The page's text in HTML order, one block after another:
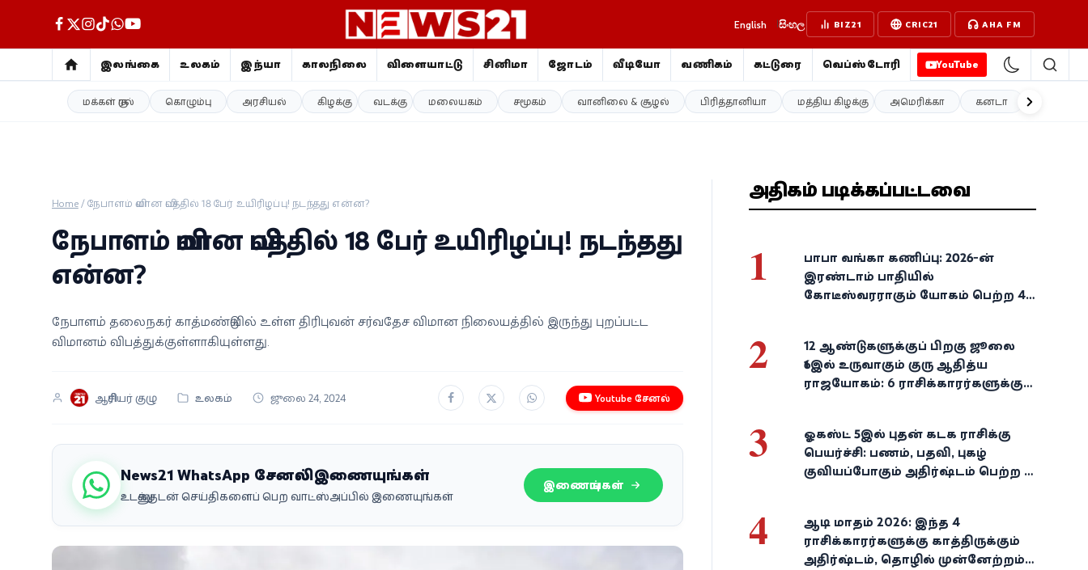
English සිංහල BIZ21 CRIC21 AHA FM
இலங்கை உலகம் இந்தியா காலநிலை விளையாட்டு சினிமா ஜோதிடம் வீடியோ வணிகம் கட்டுரை வெப்ஸ்டோரி YouTube
மக்கள் குரல் கொழும்பு அரசியல் கிழக்கு வடக்கு மலையகம் சமூகம் வானிலை & சூழல் பிரித்தானியா மத்திய கிழக்கு அமெரிக்கா கனடா
இலங்கை
விளையாட்டு
ஜோதிடம்
வெப்ஸ்டோரி
Home/நேபாளம் விமான விபத்தில் 18 பேர் உயிரிழப்பு! நடந்தது என்ன?
நேபாளம் விமான விபத்தில் 18 பேர் உயிரிழப்பு! நடந்தது
என்ன?
நேபாளம் தலைநகர் காத்மண்டுவில் உள்ள திரிபுவன் சர்வதேச விமான நிலையத்தில் இருந்து புறப்பட்ட
விமானம் விபத்துக்குள்ளாகியுள்ளது.
ஆசிரியர் குழு உலகம் ஜுலை 24, 2024 Youtube சேனல்
News21 WhatsApp சேனலில் இணையுங்கள்
உடனுக்குடன் செய்திகளைப் பெற வாட்ஸ்அப்பில் இணையுங்கள்
இணையுங்கள்
அதிகம் படிக்கப்பட்டவை
1
பாபா வங்கா கணிப்பு: 2026-ன்
இரண்டாம் பாதியில்
கோடீஸ்வரராகும் யோகம் பெற்ற 4
2
12 ஆண்டுகளுக்குப் பிறகு ஜூலை
16இல் உருவாகும் குரு ஆதித்ய
ராஜயோகம்: 6 ராசிக்காரர்களுக்கு
3
ஓகஸ்ட் 5இல் புதன் கடக ராசிக்கு
பெயர்ச்சி: பணம், பதவி, புகழ்
குவியப்போகும் அதிர்ஷ்டம் பெற்ற 3
4
ஆடி மாதம் 2026: இந்த 4
ராசிக்காரர்களுக்கு காத்திருக்கும்
அதிர்ஷ்டம், தொழில் முன்னேற்றம்,